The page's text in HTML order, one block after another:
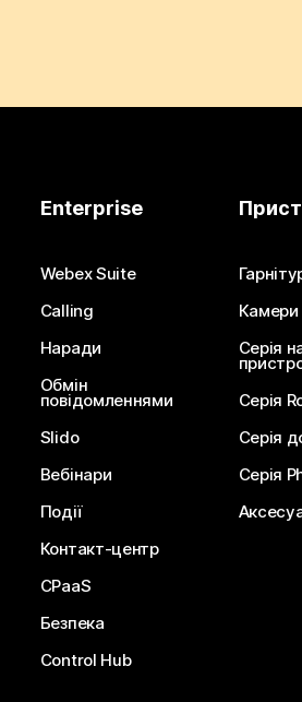
Enterprise
Webex Suite
Calling
Наради
Обмін
повідомленнями
Slido
Вебінари
Події
Контакт-центр
CPaaS
Безпека
Control Hub
Камери
Серія
Серія
Серія
Серія